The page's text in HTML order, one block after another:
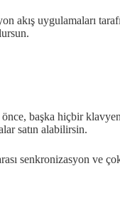
akış uygulamaları
başka hiçbir
satın alabilirsin.
senkronizasyon ve çok